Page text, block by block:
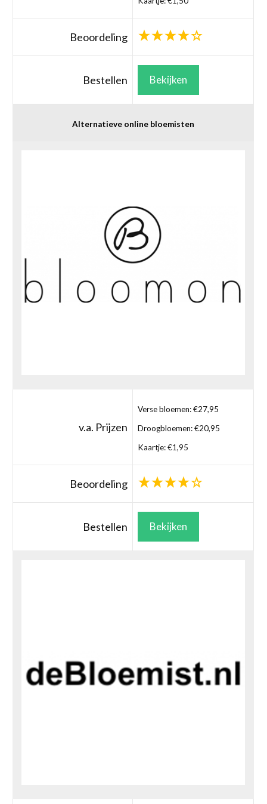
Beoordeling
Bestellen Bekijken
Alternatieve online bloemisten
v.a. Prijzen
Verse bloemen: €27,95
Droogbloemen: €20,95
Kaartje: €1,95
Beoordeling
Bestellen Bekijken